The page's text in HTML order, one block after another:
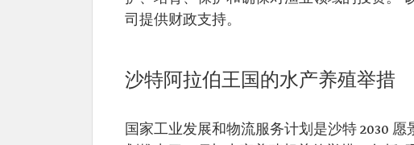
司提供财政支持。
沙特阿拉伯王国的水产养殖举措
国家工业发展和物流服务计划是沙特 2030